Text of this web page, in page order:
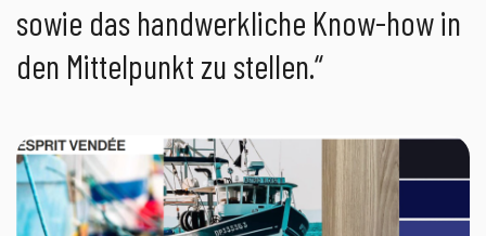
sowie das handwerkliche Know-how in
den Mittelpunkt zu stellen.“